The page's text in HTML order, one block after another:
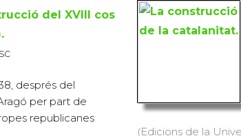
del XVIII cos
després del
per part de
republicanes
(Edicions de la